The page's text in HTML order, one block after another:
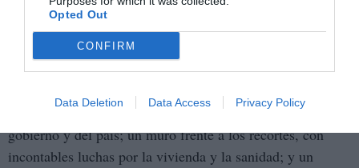
Opted Out
CONFIRM
Data Deletion Data Access Privacy Policy
un mayor secuestro de nuestra soberanía nacional. Pero
esta ofensiva reaccionaria nos ayuda a que un cada vez
más amplio y decidido movimiento popular luche por
romper las cadenas.
Una marea por la paz que determina la posición del
gobierno y del país; un muro frente a los recortes, con
incontables luchas por la vivienda y la sanidad; y un